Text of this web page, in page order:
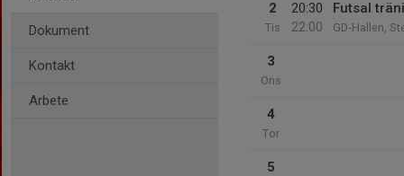
Dokument
Kontakt
Arbete
2
Tis
20:30
22:00
Futsal
GD-Hallen,
3
Ons
4
Tor
5